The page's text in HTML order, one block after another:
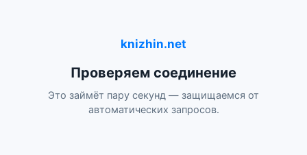
knizhin.net
Проверяем соединение
Это займёт пару секунд — защищаемся от
автоматических запросов.